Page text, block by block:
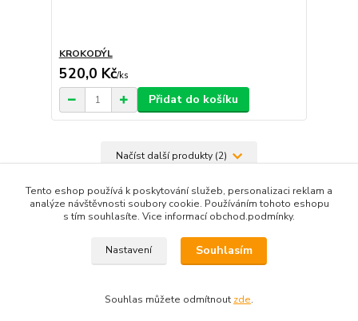
KROKODÝL
520,0 Kč/ks
Přidat do košíku
Načíst další produkty (2)
Tento eshop používá k poskytování služeb, personalizaci reklam a
analýze návštěvnosti soubory cookie. Používáním tohoto eshopu
s tím souhlasíte. Vice informací obchod.podmínky.
Nastavení Souhlasím
Souhlas můžete odmítnout zde.